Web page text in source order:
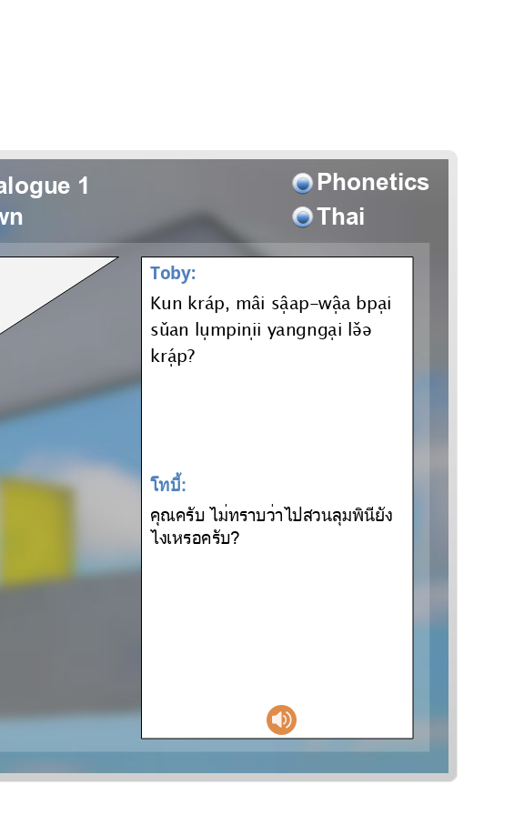
Phonetics
Thai
Getting Around Town
Journey 1, Chapter 6 - Dialogue 1
ณบ ไทาบวาไปสวลยง
ไงเหอบ?
โท:
krp?
Toby: